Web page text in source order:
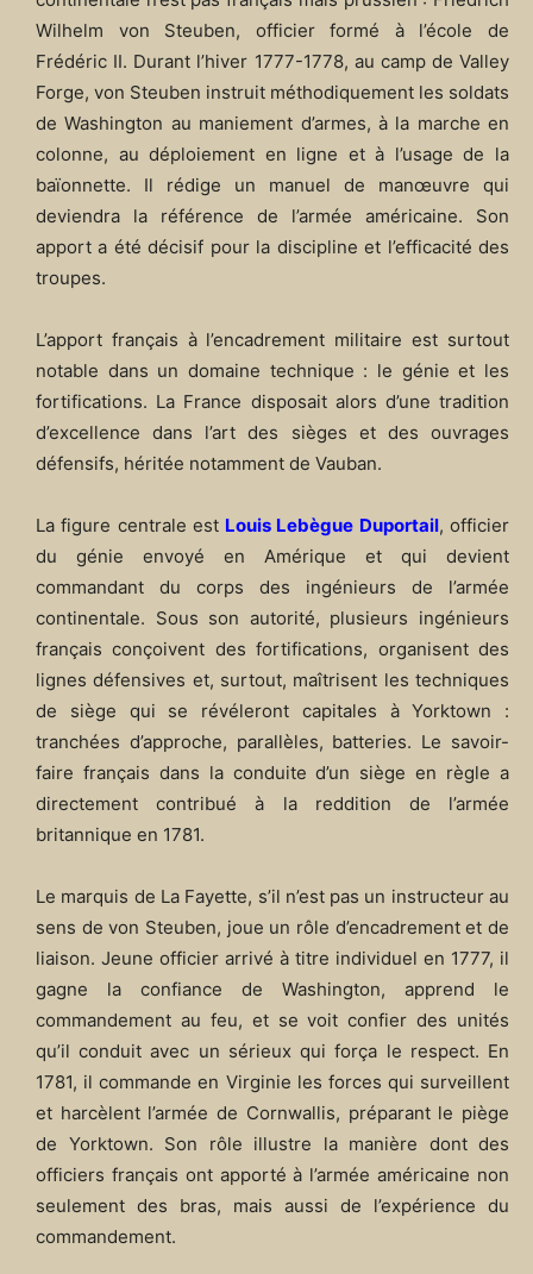
Wilhelm von Steuben, officier formé à l’école de
Frédéric II. Durant l’hiver 1777-1778, au camp de Valley
Forge, von Steuben instruit méthodiquement les soldats
de Washington au maniement d’armes, à la marche en
colonne, au déploiement en ligne et à l’usage de la
baïonnette. Il rédige un manuel de manœuvre qui
deviendra la référence de l’armée américaine. Son
apport a été décisif pour la discipline et l’efficacité des
troupes.
L’apport français à l’encadrement militaire est surtout
notable dans un domaine technique : le génie et les
fortifications. La France disposait alors d’une tradition
d’excellence dans l’art des sièges et des ouvrages
défensifs, héritée notamment de Vauban.
La figure centrale est Louis Lebègue Duportail, officier
du génie envoyé en Amérique et qui devient
commandant du corps des ingénieurs de l’armée
continentale. Sous son autorité, plusieurs ingénieurs
français conçoivent des fortifications, organisent des
lignes défensives et, surtout, maîtrisent les techniques
de siège qui se révéleront capitales à Yorktown :
tranchées d’approche, parallèles, batteries. Le savoir-
faire français dans la conduite d’un siège en règle a
directement contribué à la reddition de l’armée
britannique en 1781.
Le marquis de La Fayette, s’il n’est pas un instructeur au
sens de von Steuben, joue un rôle d’encadrement et de
liaison. Jeune officier arrivé à titre individuel en 1777, il
gagne la confiance de Washington, apprend le
commandement au feu, et se voit confier des unités
qu’il conduit avec un sérieux qui força le respect. En
1781, il commande en Virginie les forces qui surveillent
et harcèlent l’armée de Cornwallis, préparant le piège
de Yorktown. Son rôle illustre la manière dont des
officiers français ont apporté à l’armée américaine non
seulement des bras, mais aussi de l’expérience du
commandement.